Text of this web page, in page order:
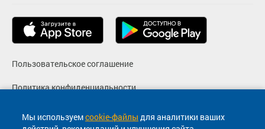
Мы используемcookie-файлы для аналитики ваших
Пользовательское соглашение
Политика конфиденциальности